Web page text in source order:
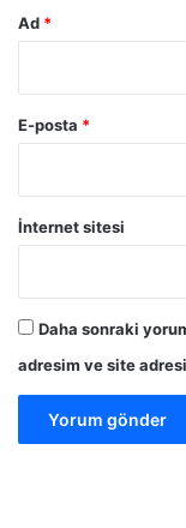
Ad *
E-posta *
İnternet sitesi
Daha sonraki
adresim ve site